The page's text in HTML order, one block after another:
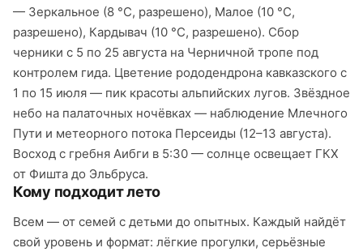
— Зеркальное (8 °C, разрешено), Малое (10 °C,
разрешено), Кардывач (10 °C, разрешено). Сбор
черники с 5 по 25 августа на Черничной тропе под
контролем гида. Цветение рододендрона кавказского с
1 по 15 июля — пик красоты альпийских лугов. Звёздное
небо на палаточных ночёвках — наблюдение Млечного
Пути и метеорного потока Персеиды (12–13 августа).
Восход с гребня Аибги в 5:30 — солнце освещает ГКХ
от Фишта до Эльбруса.
Кому подходит лето
Всем — от семей с детьми до опытных. Каждый найдёт
свой уровень и формат: лёгкие прогулки, серьёзные